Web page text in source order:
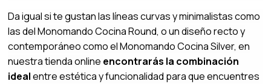
Da igual si te gustan las líneas curvas y minimalistas como
las del Monomando Cocina Round, o un diseño recto y
contemporáneo como el Monomando Cocina Silver, en
nuestra tienda online encontrarás la combinación
idealentre estética y funcionalidad para que encuentres